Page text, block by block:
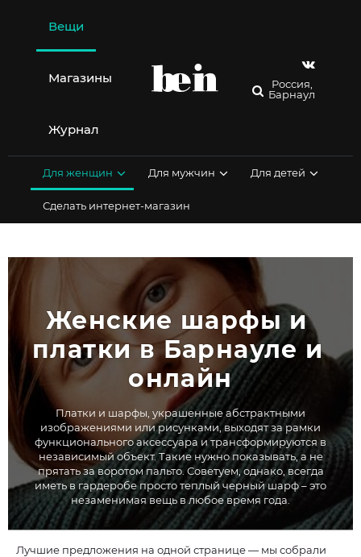
содержимому
Вещи
Магазины
Журнал
Россия,
Барнаул
Для женщин Для мужчин Для детей
Сделать интернет-магазин
Женские шарфы и
платки в Барнауле и
онлайн
Платки и шарфы, украшенные абстрактными
изображениями или рисунками, выходят за рамки
функционального аксессуара и трансформируются в
независимый объект. Такие нужно показывать, а не
прятать за воротом пальто. Советуем, однако, всегда
иметь в гардеробе просто теплый черный шарф – это
незаменимая вещь в любое время года.
Лучшие предложения на одной странице — мы собрали